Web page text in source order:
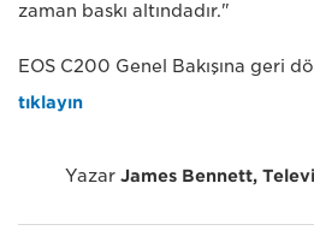
zaman baskı altındadır."
EOS C200 Genel Bakışına geri
tıklayın
Yazar James Bennett,